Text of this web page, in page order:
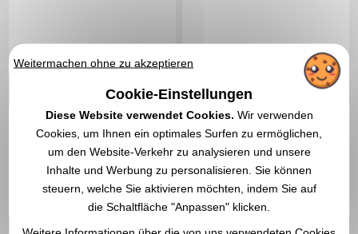
0,29 € 0,27 €
Ohne Markierung
Auf Lager
Weitermachen ohne zu akzeptieren
Cookie-Einstellungen
Diese Website verwendet Cookies. Wir verwenden
Cookies, um Ihnen ein optimales Surfen zu ermöglichen,
um den Website-Verkehr zu analysieren und unsere
Inhalte und Werbung zu personalisieren. Sie können
steuern, welche Sie aktivieren möchten, indem Sie auf
die Schaltfläche "Anpassen" klicken.